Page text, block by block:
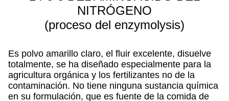
NITRÓGENO
(proceso del enzymolysis)
Es polvo amarillo claro, el fluir excelente, disuelve
totalmente, se ha diseñado especialmente para la
agricultura orgánica y los fertilizantes no de la
contaminación. No tiene ninguna sustancia química
en su formulación, que es fuente de la comida de